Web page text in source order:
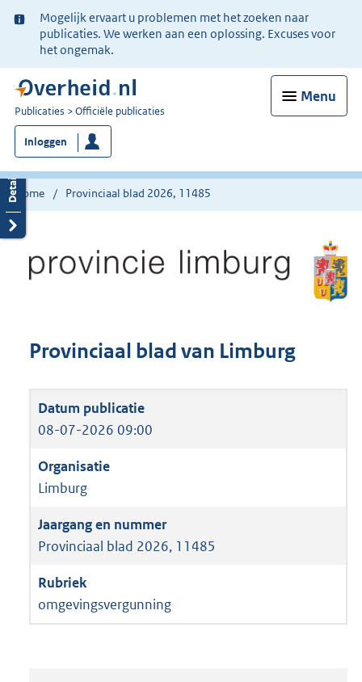
Ter
informatie:
Mogelijk ervaart u problemen met het zoeken naar
publicaties. We werken aan een oplossing. Excuses voor
het ongemak.
Menu
U
bent
nu
hier:
Publicaties Officiële publicaties
Inloggen
Home Provinciaal blad 2026, 11485
Provinciaal blad van Limburg
08-07-2026 09:00
Limburg
Provinciaal blad 2026, 11485
omgevingsvergunning